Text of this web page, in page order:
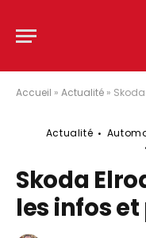
Accueil » Actualité » Skoda
Actualité
Skoda
les infos